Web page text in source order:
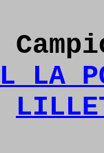
LA